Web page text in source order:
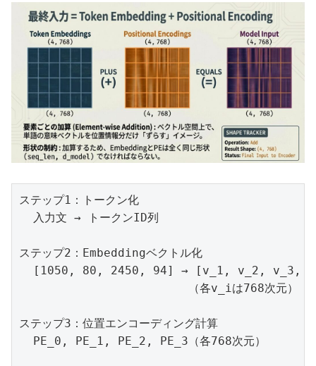
ステップ1：トークン化
  入力文 → トークンID列
ステップ2：Embeddingベクトル化
[1050, 80, 2450, 94] → [v_1, v_2, v_3,
                        （各v_iは768次元）
ステップ3：位置エンコーディング計算
  PE_0, PE_1, PE_2, PE_3（各768次元）